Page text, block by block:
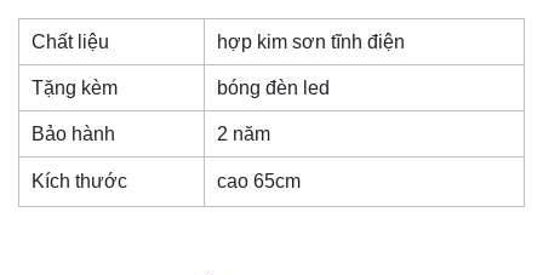
Chất liệu hợp kim sơn tĩnh điện
Tặng kèm bóng đèn led
Bảo hành 2 năm
Kích thước cao 65cm